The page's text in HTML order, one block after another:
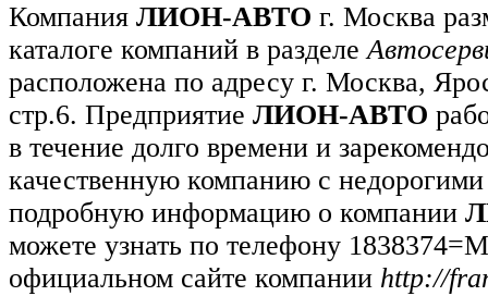
Компания ЛИОН-АВТО г. Москва
каталоге компаний в разделе
расположена по адресу г. Москва,
стр.6. Предприятие ЛИОН-АВТО
в течение долго времени и
качественную компанию с
подробную информацию о компании
можете узнать по телефону
официальном сайте компании http://